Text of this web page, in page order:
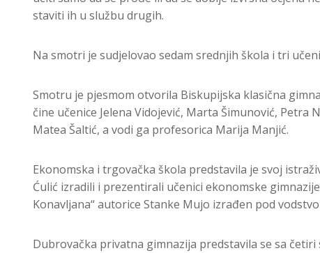
staviti ih u službu drugih.
Na smotri je sudjelovao sedam srednjih škola i tri
Smotru je pjesmom otvorila Biskupijska klasična
čine učenice Jelena Vidojević, Marta Šimunović, Petra
Matea Šaltić, a vodi ga profesorica Marija Manjić.
Ekonomska i trgovačka škola predstavila je svoj
Ćulić izradili i prezentirali učenici ekonomske
Konavljana“ autorice Stanke Mujo izrađen pod
Dubrovačka privatna gimnazija predstavila se sa